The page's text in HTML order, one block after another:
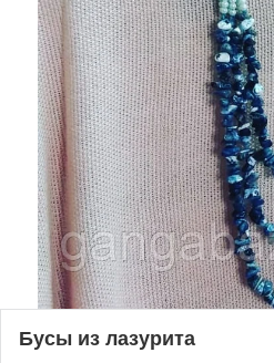
Бусы из лазурита